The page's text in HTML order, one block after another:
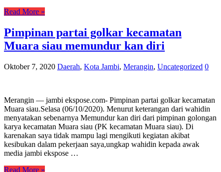
Read More »
Pimpinan partai golkar kecamatan
Muara siau memundur kan diri
Oktober 7, 2020 Daerah, Kota Jambi, Merangin, Uncategorized 0
Merangin — jambi ekspose.com- Pimpinan partai golkar kecamatan
Muara siau.Selasa (06/10/2020). Menurut keterangan dari wahidin
menyatakan sebenarnya Memundur kan diri dari pimpinan golongan
karya kecamatan Muara siau (PK kecamatan Muara siau). Di
karenakan saya tidak mampu lagi mengikuti kegiatan akibat
kesibukan dalam pekerjaan saya,ungkap wahidin kepada awak
media jambi ekspose …
Read More »